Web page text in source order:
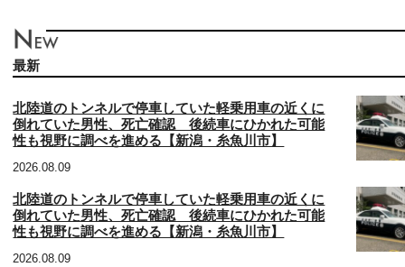
最新
北陸道のトンネルで停車していた軽乗用車の近くに
倒れていた男性、死亡確認 後続車にひかれた可能
性も視野に調べを進める【新潟・糸魚川市】
2026.08.09
北陸道のトンネルで停車していた軽乗用車の近くに
倒れていた男性、死亡確認 後続車にひかれた可能
性も視野に調べを進める【新潟・糸魚川市】
2026.08.09